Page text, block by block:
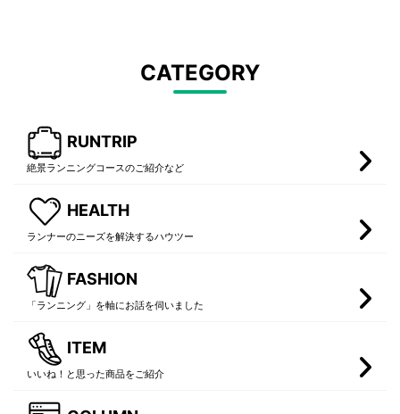
CATEGORY
RUNTRIP
絶景ランニングコースのご紹介など
HEALTH
ランナーのニーズを解決するハウツー
FASHION
「ランニング」を軸にお話を伺いました
ITEM
いいね！と思った商品をご紹介